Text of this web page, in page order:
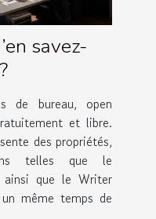
savez-
de bureau, open
et libre.
des propriétés,
telles que le
que le Writer
même temps de